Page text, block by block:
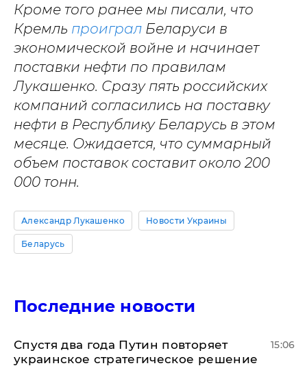
Кроме того ранее мы писали, что
Кремль проиграл Беларуси в
экономической войне и начинает
поставки нефти по правилам
Лукашенко. Сразу пять российских
компаний согласились на поставку
нефти в Республику Беларусь в этом
месяце. Ожидается, что суммарный
объем поставок составит около 200
000 тонн.
Александр Лукашенко Новости Украины
Беларусь
Последние новости
Спустя два года Путин повторяет
украинское стратегическое решение
15:06